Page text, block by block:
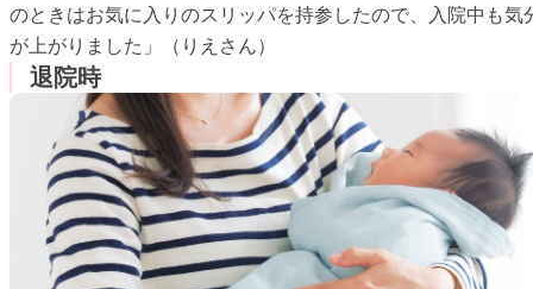
のときはお気に入りのスリッパを持参したので、入院中も気
が上がりました」（りえさん）
退院時